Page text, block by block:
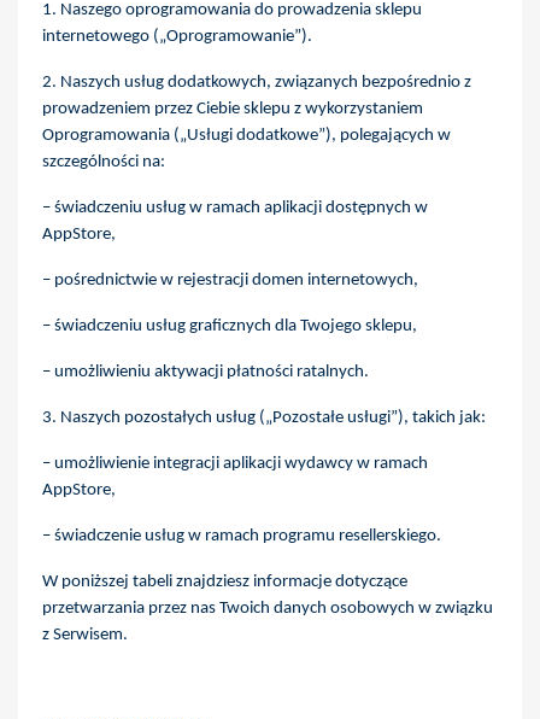
1. Naszego oprogramowania do prowadzenia sklepu
internetowego („Oprogramowanie”).
2. Naszych usług dodatkowych, związanych bezpośrednio z
prowadzeniem przez Ciebie sklepu z wykorzystaniem
Oprogramowania („Usługi dodatkowe”), polegających w
szczególności na:
– świadczeniu usług w ramach aplikacji dostępnych w
AppStore,
– pośrednictwie w rejestracji domen internetowych,
– świadczeniu usług graficznych dla Twojego sklepu,
– umożliwieniu aktywacji płatności ratalnych.
3. Naszych pozostałych usług („Pozostałe usługi”), takich jak:
– umożliwienie integracji aplikacji wydawcy w ramach
AppStore,
– świadczenie usług w ramach programu resellerskiego.
W poniższej tabeli znajdziesz informacje dotyczące
przetwarzania przez nas Twoich danych osobowych w związku
z Serwisem.